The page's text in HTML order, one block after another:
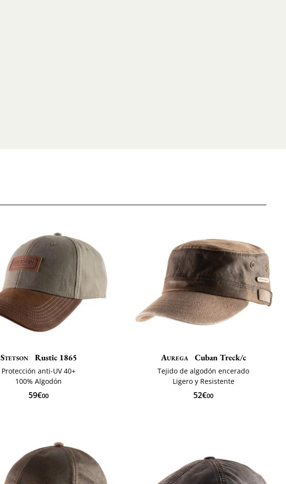
Stetson Rustic 1865
Protección anti-UV 40+
100% Algodón
59€00
Aurega Cuban Treck/c
Tejido de algodón encerado
Ligero y Resistente
52€00